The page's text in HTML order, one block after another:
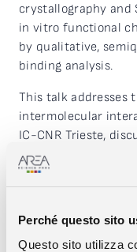
Perché questo sito
Questo sito utilizza
crystallography and
in vitro functional
by qualitative,
binding analysis.
This talk addresses
intermolecular
IC-CNR Trieste,
potential of the core
Titration
Interferometry),
Speaker: Sonia